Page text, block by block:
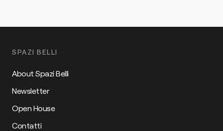
SPAZI BELLI
About Spazi Belli
Newsletter
Open House
Contatti